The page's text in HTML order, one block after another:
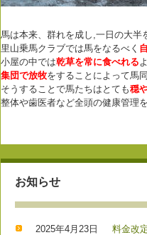
馬は本来、群れを成し,一日の大半
里山乗馬クラブでは馬をなるべく
小屋の中では乾草を常に食べれる
集団で放牧をすることによって馬
そうすることで馬たちはとても穏
整体や歯医者など全頭の健康管理を
お知らせ
2025年4月23日
料金改